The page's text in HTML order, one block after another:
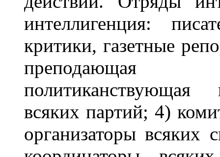
интеллигенция:
критики, газетные
преподающая
политиканствующая
всяких партий; 4)
организаторы всяких